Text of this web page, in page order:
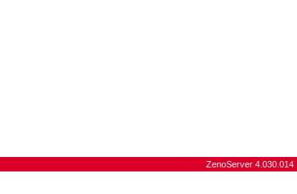
ZenoServer 4.030.014